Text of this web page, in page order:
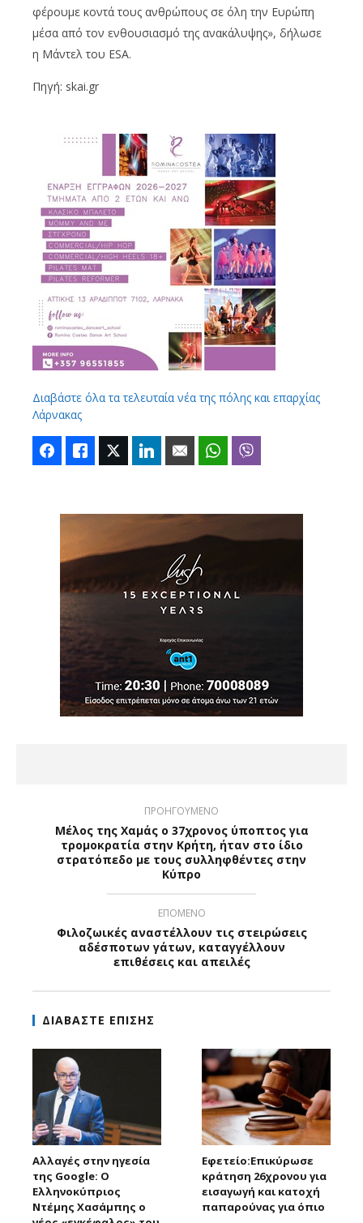
φέρουμε κοντά τους ανθρώπους σε όλη την Ευρώπη
μέσα από τον ενθουσιασμό της ανακάλυψης», δήλωσε
η Μάντελ του ESA.
Πηγή: skai.gr
Διαβάστε όλα τα τελευταία νέα της πόλης και επαρχίας
Λάρνακας
FacebookLike Twitter LinkedIn Email WhatsApp
ΠΡΟΗΓΟΥΜΕΝΟ
Μέλος της Χαμάς ο 37χρονος ύποπτος για
τρομοκρατία στην Κρήτη, ήταν στο ίδιο
στρατόπεδο με τους συλληφθέντες στην
Κύπρο
ΕΠΟΜΕΝΟ
Φιλοζωικές αναστέλλουν τις στειρώσεις
αδέσποτων γάτων, καταγγέλλουν
επιθέσεις και απειλές
ΔΙΑΒΑΣΤΕ ΕΠΙΣΗΣ
Αλλαγές στην ηγεσία
της Google: Ο
Ελληνοκύπριος
Ντέμης Χασάμπης ο
Εφετείο:Eπικύρωσε
κράτηση 26χρονου για
εισαγωγή και κατοχή
παπαρούνας για όπιο